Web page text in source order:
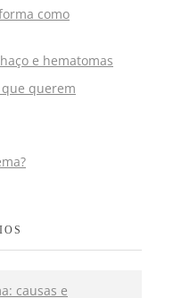
como
e hematomas
querem
causas e